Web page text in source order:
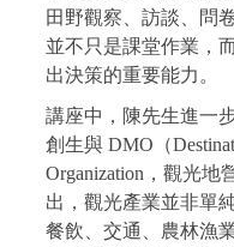
田野觀察、訪談、問
並不只是課堂作業，
出決策的重要能力。
講座中，陳先生進一
創生與 DMO（
Organization，觀光地
出，觀光產業並非單
餐飲、交通、農林漁